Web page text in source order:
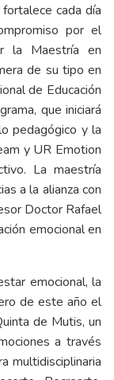
cada día
por el
la Maestría en
de su tipo en
de Educación
que iniciará
pedagógico y la
y UR Emotion
La maestría
a la alianza con
Doctor Rafael
emocional en
emocional, la
de este año el
de Mutis, un
a través
multidisciplinaria